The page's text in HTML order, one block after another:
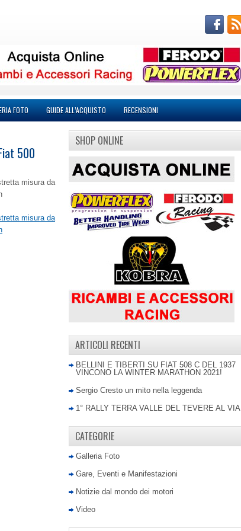
FOTO GUIDE ALL’ACQUISTO RECENSIONI
500
misura da
misura da
SHOP ONLINE
ARTICOLI RECENTI
BELLINI E TIBERTI SU FIAT 508 C DEL 1937
VINCONO LA WINTER MARATHON 2021!
Sergio Cresto un mito nella leggenda
1° RALLY TERRA VALLE DEL TEVERE AL VIA
CATEGORIE
Galleria Foto
Gare, Eventi e Manifestazioni
Notizie dal mondo dei motori
Video